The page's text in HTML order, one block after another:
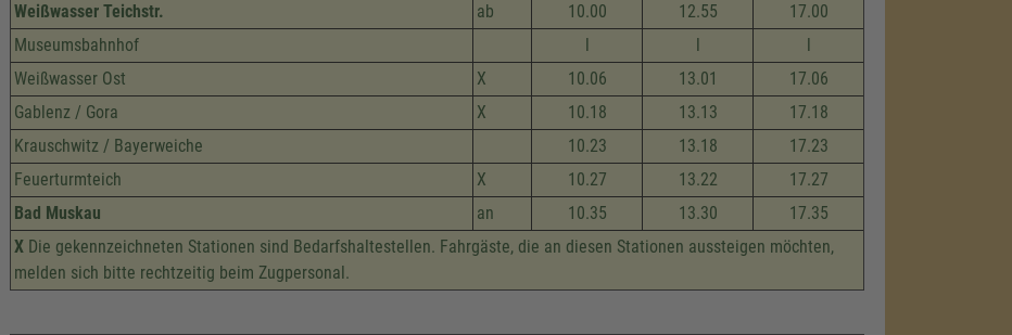
Weißwasser Teichstr.
ab 10.00 12.55
17.00
Museumsbahnhof
l l
l
Weißwasser Ost
X 10.06 13.01
17.06
Gablenz / Gora
X 10.18 13.13
17.18
Krauschwitz / Bayerweiche
10.23 13.18
17.23
Feuerturmteich
X 10.27 13.22
17.27
Bad Muskau
an 10.35 13.30
17.35
X Die gekennzeichneten Stationen sind Bedarfshaltestellen. Fahrgäste, die an diesen Stationen aussteigen möchten,
melden sich bitte rechtzeitig beim Zugpersonal.